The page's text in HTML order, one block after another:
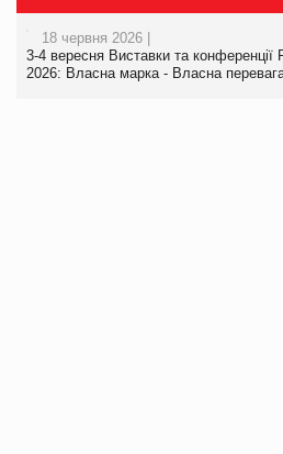
18 червня 2026 |
3-4 вересня Виставки та
2026: Власна марка - Власна